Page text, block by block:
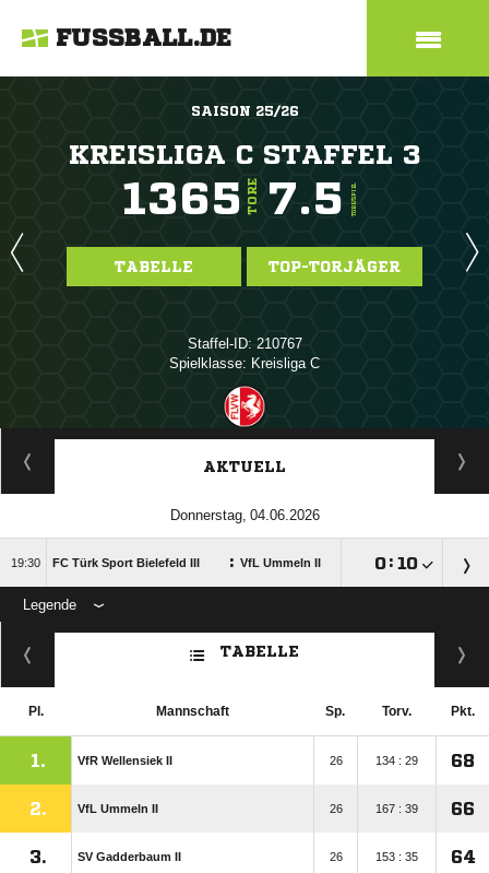
FUSSBALL.DE
SAISON 25/26
KREISLIGA C STAFFEL 3
1365 TORE 7.5 TORE/SPIEL
TABELLE TOP-TORJÄGER
Staffel-ID: 210767
Spielklasse: Kreisliga C
ANZEIGE
AKTUELL
 
 FC Türk Sport Bielefeld III : VfL Ummeln II : 
Legende
ANZEIGE
TABELLE
Pl. Mannschaft Sp. Torv. Pkt.
1. VfR Wellensiek II 26 134 : 29 68
2. VfL Ummeln II 26 167 : 39 66
3. SV Gadderbaum II 26 153 : 35 64